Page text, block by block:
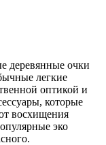
деревянные очки
легкие
оптикой и
которые
восхищения
эко